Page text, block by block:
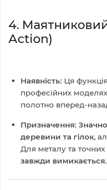
4.
Action)
Наявність: Ця
професійних
полотно вперед-
Призначення:
деревини та гілок,
Для металу та точних
завжди вимикається.